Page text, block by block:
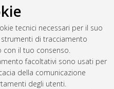
tecnici necessari per il suo
di tracciamento
il tuo consenso.
facoltativi sono usati per
della comunicazione
degli utenti.
(6)